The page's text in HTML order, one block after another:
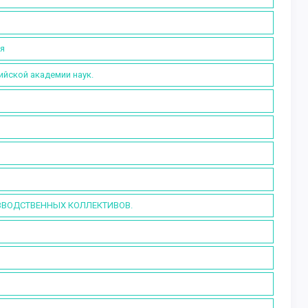
академии наук.
КОЛЛЕКТИВОВ.